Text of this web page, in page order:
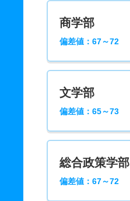
商学部
偏差値：67～72
文学部
偏差値：65～73
総合政策学部
偏差値：67～72